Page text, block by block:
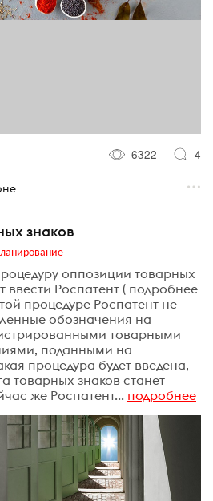
6322 4
знаков
оппозиции товарных
ввести Роспатент ( подробнее
процедуре Роспатент не
обозначения на
товарными
поданными на
процедура будет введена,
товарных знаков станет
же Роспатент... подробнее